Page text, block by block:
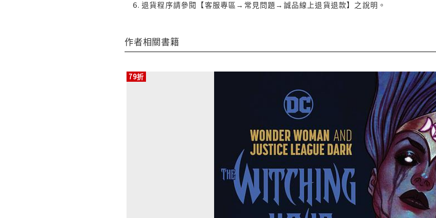
退貨程序請參閱【客服專區→常見問題→誠品線上退貨退款】之說明。
作者相關書籍
79折